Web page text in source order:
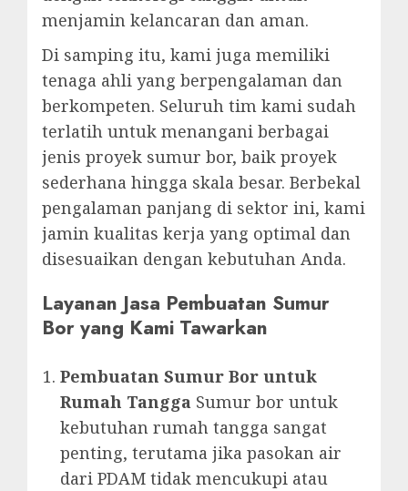
menjamin kelancaran dan aman.
Di samping itu, kami juga memiliki
tenaga ahli yang berpengalaman dan
berkompeten. Seluruh tim kami sudah
terlatih untuk menangani berbagai
jenis proyek sumur bor, baik proyek
sederhana hingga skala besar. Berbekal
pengalaman panjang di sektor ini, kami
jamin kualitas kerja yang optimal dan
disesuaikan dengan kebutuhan Anda.
Layanan Jasa Pembuatan Sumur
Bor yang Kami Tawarkan
Pembuatan Sumur Bor untuk
Rumah Tangga Sumur bor untuk
kebutuhan rumah tangga sangat
penting, terutama jika pasokan air
dari PDAM tidak mencukupi atau